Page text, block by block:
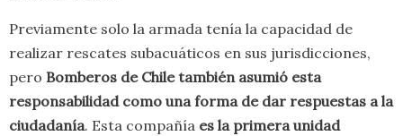
Previamente solo la armada tenía la capacidad de
realizar rescates subacuáticos en sus jurisdicciones,
pero Bomberos de Chile también asumió esta
responsabilidad como una forma de dar respuestas a la
ciudadanía. Esta compañía es la primera unidad